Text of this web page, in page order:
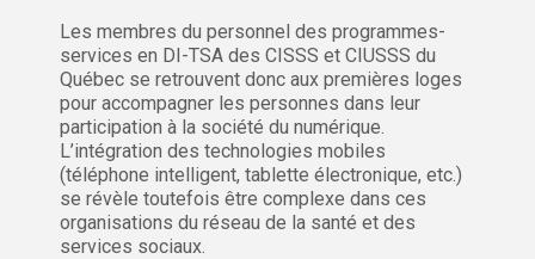
Les membres du personnel des programmes-
services en DI-TSA des CISSS et CIUSSS du
Québec se retrouvent donc aux premières loges
pour accompagner les personnes dans leur
participation à la société du numérique.
L’intégration des technologies mobiles
(téléphone intelligent, tablette électronique, etc.)
se révèle toutefois être complexe dans ces
organisations du réseau de la santé et des
services sociaux.